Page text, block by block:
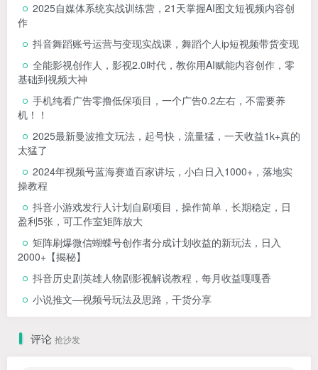
2025自媒体系统实战训练营，21天掌握AI图文短视频内容创
作
抖音舞蹈账号运营与变现实战课，舞蹈个人ip短视频带货变现
全能影视创作人，影视2.0时代，教你用AI赋能内容创作，​零
基础到视频大神
手机纯看广告零撸低保项目，一个广告0.2左右，不需要养
机！！
2025最新曼波推文玩法，起号快，流量猛，一天收益1k+真的
太猛了
2024年视频号蓝海赛道百家讲坛，小白日入1000+，落地实
操教程
抖音小游戏发行人计划自刷项目，操作简单，长期稳定，日
盈利5张，可工作室矩阵放大
矩阵刷爆微信蝴蝶号创作者分成计划收益的新玩法，日入
2000+【揭秘】
抖音历史剧英雄人物剧影视解说教程，每月收益嘎嘎香
小说推文—视频号玩法及思路，干货分享
评论 抢沙发